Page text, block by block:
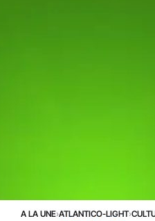
A LA UNE›ATLANTICO-LIGHT›